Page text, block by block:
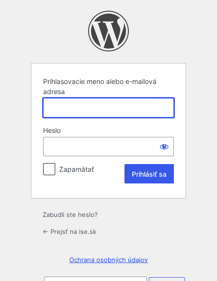
Prihlasovacie meno alebo e-mailová
adresa
Heslo
Zapamätať
Zabudli ste heslo?
← Prejsť na ise.sk
Ochrana osobných údajov